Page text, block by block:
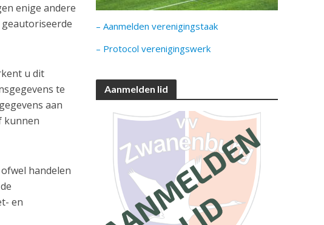
enige andere
u dit
te
aan
kunnen
handelen
en
– Aanmelden verenigingstaak
– Protocol verenigingswerk
Aanmelden lid